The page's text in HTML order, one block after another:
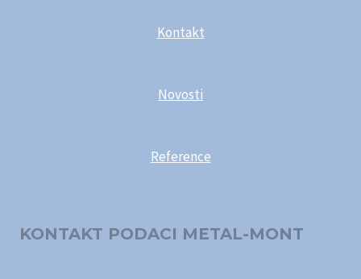
Kontakt
Novosti
Reference
KONTAKT PODACI METAL-MONT